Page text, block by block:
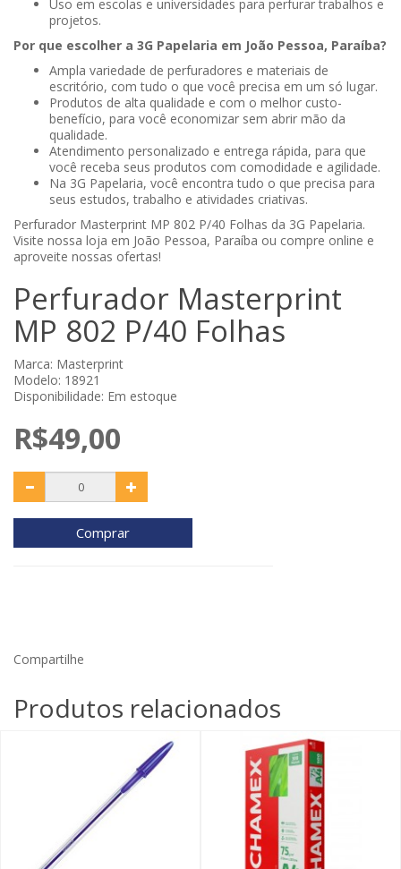
Uso em escolas e universidades para perfurar trabalhos e
projetos.
Por que escolher a 3G Papelaria em João Pessoa, Paraíba?
Ampla variedade de perfuradores e materiais de
escritório, com tudo o que você precisa em um só lugar.
Produtos de alta qualidade e com o melhor custo-
benefício, para você economizar sem abrir mão da
qualidade.
Atendimento personalizado e entrega rápida, para que
você receba seus produtos com comodidade e agilidade.
Na 3G Papelaria, você encontra tudo o que precisa para
seus estudos, trabalho e atividades criativas.
Perfurador Masterprint MP 802 P/40 Folhas da 3G Papelaria.
Visite nossa loja em João Pessoa, Paraíba ou compre online e
aproveite nossas ofertas!
Perfurador Masterprint
MP 802 P/40 Folhas
Marca: Masterprint
Modelo: 18921
Disponibilidade: Em estoque
R$49,00
Comprar
Compartilhe
Produtos relacionados